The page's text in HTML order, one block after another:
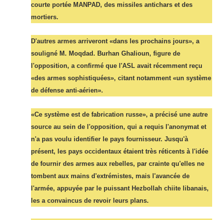
courte portée MANPAD, des missiles antichars et des
mortiers.
D'autres armes arriveront «dans les prochains jours», a
souligné M. Moqdad. Burhan Ghalioun, figure de
l'opposition, a confirmé que l'ASL avait récemment reçu
«des armes sophistiquées», citant notamment «un système
de défense anti-aérien».
«Ce système est de fabrication russe», a précisé une autre
source au sein de l'opposition, qui a requis l'anonymat et
n'a pas voulu identifier le pays fournisseur. Jusqu'à
présent, les pays occidentaux étaient très réticents à l'idée
de fournir des armes aux rebelles, par crainte qu'elles ne
tombent aux mains d'extrémistes, mais l'avancée de
l'armée, appuyée par le puissant Hezbollah chiite libanais,
les a convaincus de revoir leurs plans.